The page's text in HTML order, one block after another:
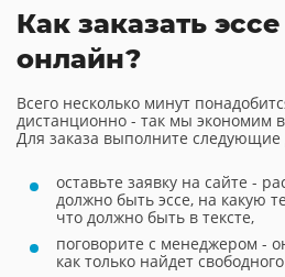
Как заказать
онлайн?
Всего несколько минут
дистанционно - так мы экономим
Для заказа выполните следующие
оставьте заявку на сайте -
должно быть эссе, на какую
что должно быть в тексте,
поговорите с менеджером -
как только найдет